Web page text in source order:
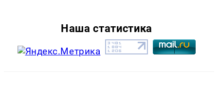
Наша статистика